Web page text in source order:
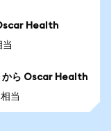
Health
当
から Oscar Health
当